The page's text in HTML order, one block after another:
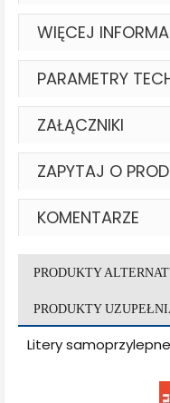
WIĘCEJ
PARAMETRY
ZAŁĄCZNIKI
ZAPYTAJ O
KOMENTARZE
PRODUKTY
PRODUKTY
Litery samoprzylepne